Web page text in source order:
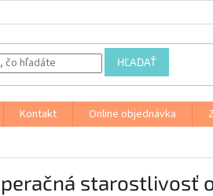
HĽADAŤ
Kontakt Online objednávka
starostlivosť